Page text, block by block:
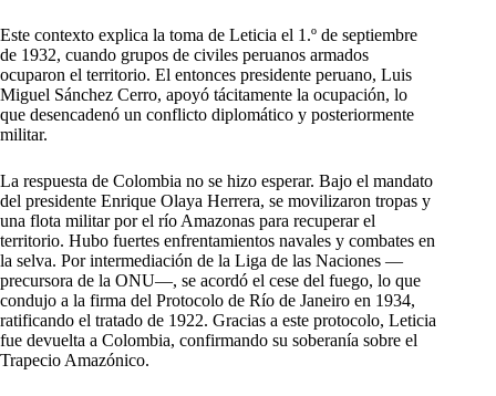
Este contexto explica la toma de Leticia el 1.º de septiembre
de 1932, cuando grupos de civiles peruanos armados
ocuparon el territorio. El entonces presidente peruano, Luis
Miguel Sánchez Cerro, apoyó tácitamente la ocupación, lo
que desencadenó un conflicto diplomático y posteriormente
militar.
La respuesta de Colombia no se hizo esperar. Bajo el mandato
del presidente Enrique Olaya Herrera, se movilizaron tropas y
una flota militar por el río Amazonas para recuperar el
territorio. Hubo fuertes enfrentamientos navales y combates en
la selva. Por intermediación de la Liga de las Naciones —
precursora de la ONU—, se acordó el cese del fuego, lo que
condujo a la firma del Protocolo de Río de Janeiro en 1934,
ratificando el tratado de 1922. Gracias a este protocolo, Leticia
fue devuelta a Colombia, confirmando su soberanía sobre el
Trapecio Amazónico.